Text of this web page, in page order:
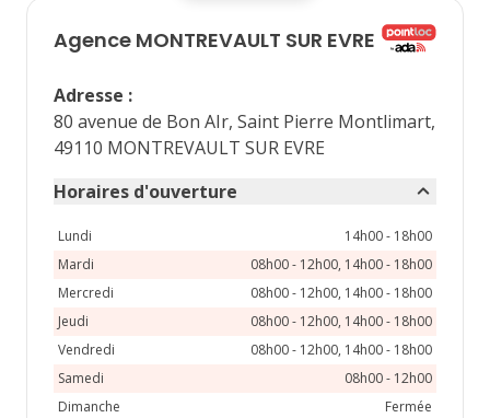
7
14 15 16
21 22 25
Agence MONTREVAULT SUR EVRE
Adresse :
80 avenue de Bon AIr, Saint Pierre Montlimart,
49110 MONTREVAULT SUR EVRE
Horaires d'ouverture
Lundi
14h00 - 18h00
Mardi
08h00 - 12h00, 14h00 - 18h00
Mercredi
08h00 - 12h00, 14h00 - 18h00
Jeudi
08h00 - 12h00, 14h00 - 18h00
Vendredi
08h00 - 12h00, 14h00 - 18h00
Samedi
08h00 - 12h00
Dimanche
Fermée